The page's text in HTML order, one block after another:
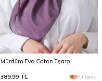
Mürdüm Eva Coton Eşarp
389,99 TL 64 Renk